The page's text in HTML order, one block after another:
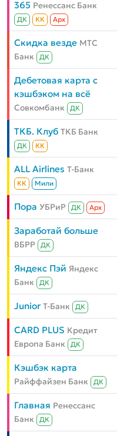
365 Ренессанс Банк
ДК КК Aрх
Скидка везде МТС
Банк
ДК
Дебетовая карта с
кэшбэком на всё
Совкомбанк ДК
ТКБ. Клуб ТКБ Банк
ДК КК
ALL Airlines Т-Банк
КК Мили
Пора УБРиР ДК Aрх
Заработай больше
ВБРР ДК
Яндекс Пэй Яндекс
Банк
ДК
Junior Т-Банк ДК
CARD PLUS Кредит
Европа Банк
ДК
Кэшбэк карта
Райффайзен Банк ДК
Главная Ренессанс
Банк
ДК